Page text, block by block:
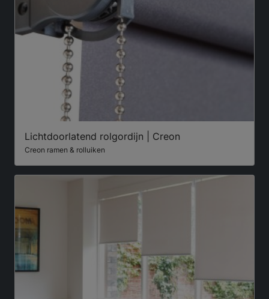
Lichtdoorlatend rolgordijn | Creon
Creon ramen & rolluiken